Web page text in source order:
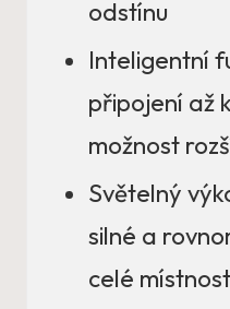
odstínu
Inteligentní
připojení až
možnost
Světelný
silné a
celé